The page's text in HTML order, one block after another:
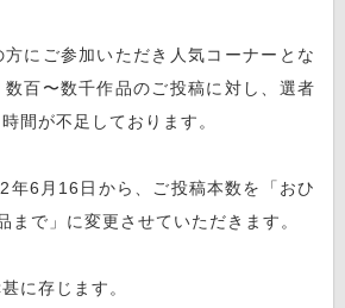
にご参加いただき人気コーナーとな
数百〜数千作品のご投稿に対し、選者
間が不足しております。
年6月16日から、ご投稿本数を「おひ
まで」に変更させていただきます。
に存じます。